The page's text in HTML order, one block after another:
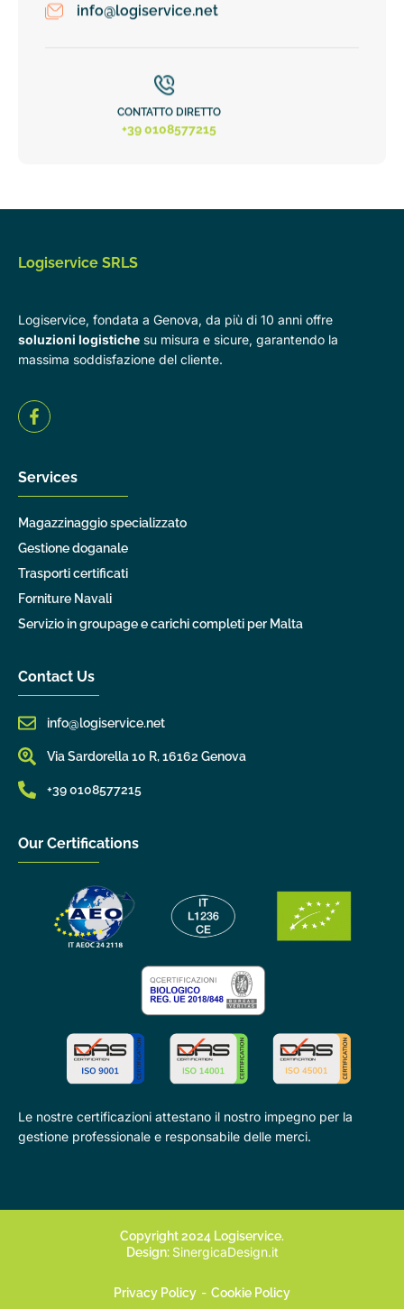
info@logiservice.net
CONTATTO DIRETTO
+39 0108577215
Logiservice SRLS
Logiservice, fondata a Genova, da più di 10 anni offre
soluzioni logistiche su misura e sicure, garantendo la
massima soddisfazione del cliente.
Services
Magazzinaggio specializzato
Gestione doganale
Trasporti certificati
Forniture Navali
Servizio in groupage e carichi completi per Malta
Contact Us
info@logiservice.net
Via Sardorella 10 R, 16162 Genova
+39 0108577215
Our Certifications
Le nostre certificazioni attestano il nostro impegno per la
gestione professionale e responsabile delle merci.
Copyright 2024 Logiservice.
Design: SinergicaDesign.it
Privacy Policy - Cookie Policy